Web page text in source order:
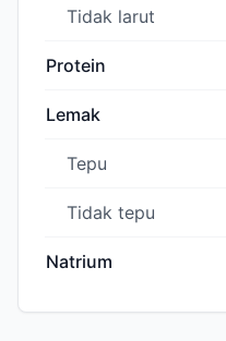
Tidak larut
Protein
Lemak
Tepu
Tidak tepu
Natrium